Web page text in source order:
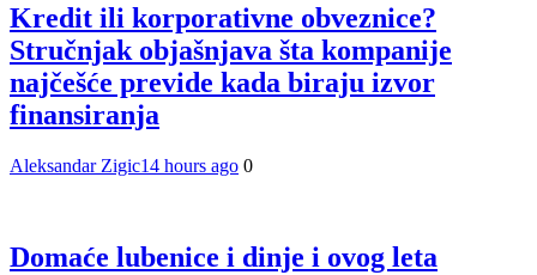
Kredit ili korporativne obveznice?
Stručnjak objašnjava šta kompanije
najčešće previde kada biraju izvor
finansiranja
Aleksandar Zigic14 hours ago 0
Domaće lubenice i dinje i ovog leta